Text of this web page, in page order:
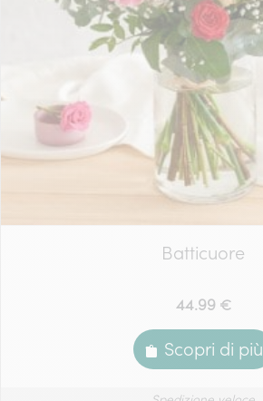
Batticuore
44.99 €
Scopri di più